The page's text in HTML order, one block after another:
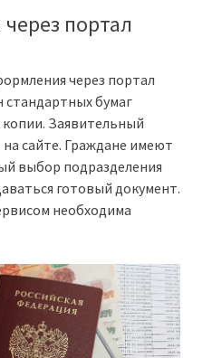
портал
через портал
стандартных бумаг
Заявительный
на сайте. Граждане имеют
выбор подразделения
готовый документ.
необходима